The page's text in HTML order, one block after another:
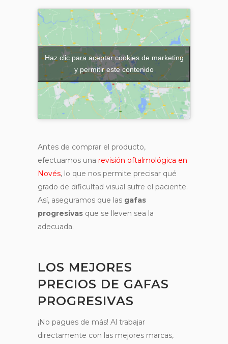
Haz clic para aceptar cookies de marketing
y permitir este contenido
Antes de comprar el producto,
efectuamos una revisión oftalmológica en
Novés, lo que nos permite precisar qué
grado de dificultad visual sufre el paciente.
Así, aseguramos que las gafas
progresivas que se lleven sea la
adecuada.
LOS MEJORES
PRECIOS DE GAFAS
PROGRESIVAS
¡No pagues de más! Al trabajar
directamente con las mejores marcas,